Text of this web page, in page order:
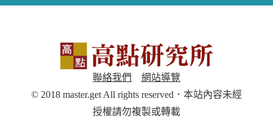
聯絡我們
網站導覽
© 2018 master.get All rights reserved．本站內容未經
授權請勿複製或轉載